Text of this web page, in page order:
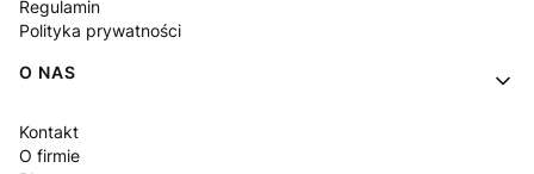
Regulamin
Polityka prywatności
O NAS
Kontakt
O firmie